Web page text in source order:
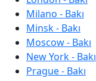
Milano - Bakı
Minsk - Bakı
Moscow - Bakı
New York - Bakı
Prague - Bakı